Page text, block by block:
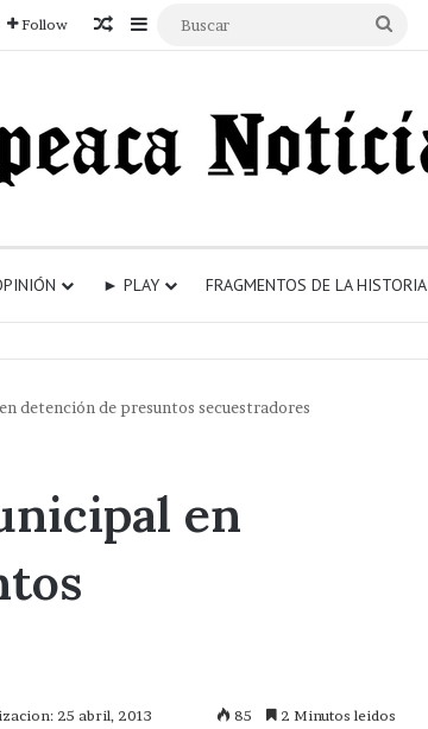
Follow Articulo aleatorio
Sidebar
► PLAY FRAGMENTOS DE LA HISTORIA
detención de presuntos secuestradores
en
25 abril, 2013 85 2 Minutos leidos